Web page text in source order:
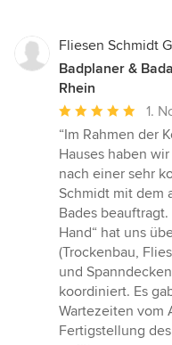
Fliesen Schmidt
Badplaner &
Rhein
Durchschnittliche
Bewertung:
5
von
5
Sternen
1.
“Im Rahmen der
Hauses haben
nach einer sehr
Schmidt mit dem
Bades
Hand“ hat uns
(Trockenbau,
und
koordiniert. Es
Wartezeiten vom
Fertigstellung